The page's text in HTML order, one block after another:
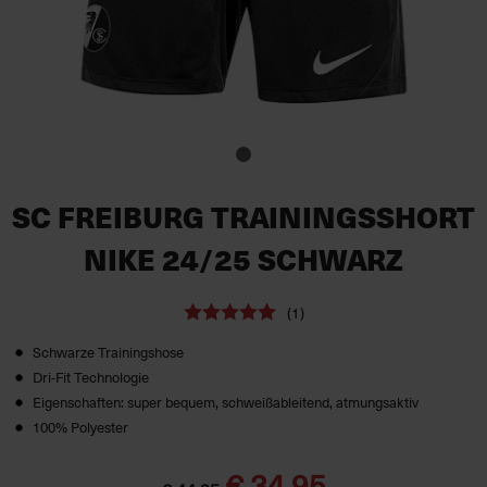
SC FREIBURG TRAININGSSHORT
NIKE 24/25 SCHWARZ
(1)
Schwarze Trainingshose
Dri-Fit Technologie
Eigenschaften: super bequem, schweißableitend, atmungsaktiv
100% Polyester